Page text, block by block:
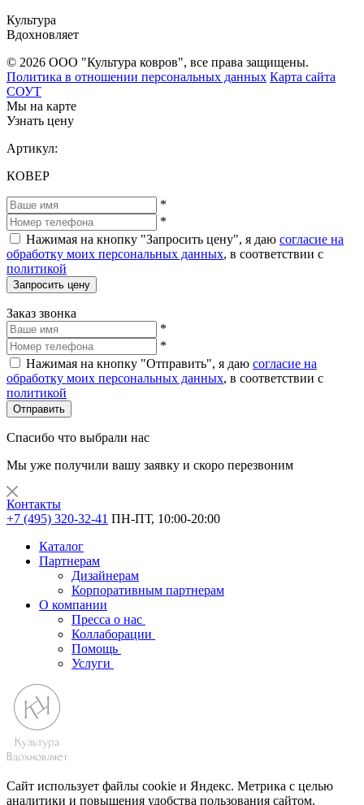
Культура
Вдохновляет
© 2026 ООО "Культура ковров", все права защищены.
Политика в отношении персональных данных Карта сайта
СОУТ
Мы на карте
Узнать цену
Артикул:
КОВЕР
*
*
Нажимая на кнопку "Запросить цену", я даю согласие на
обработку моих персональных данных, в соответствии с
политикой
Запросить цену
Заказ звонка
*
*
Нажимая на кнопку "Отправить", я даю согласие на
обработку моих персональных данных, в соответствии с
политикой
Отправить
Спасибо что выбрали нас
Мы уже получили вашу заявку и скоро перезвоним
Контакты
+7 (495) 320-32-41 ПН-ПТ, 10:00-20:00
Каталог
Партнерам
Дизайнерам
Корпоративным партнерам
О компании
Пресса о нас
Коллаборации
Помощь
Услуги
Сайт использует файлы cookie и Яндекс. Метрика с целью
аналитики и повышения удобства пользования сайтом.